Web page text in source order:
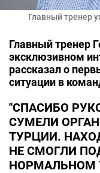
Главный тренер
Главный тренер
эксклюзивном
рассказал о
ситуации в
"СПАСИБО
СУМЕЛИ
ТУРЦИИ.
НЕ СМОГЛИ
НОРМАЛЬНОМ